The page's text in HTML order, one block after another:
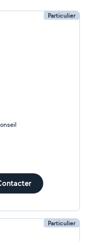
Particulier
Particulier